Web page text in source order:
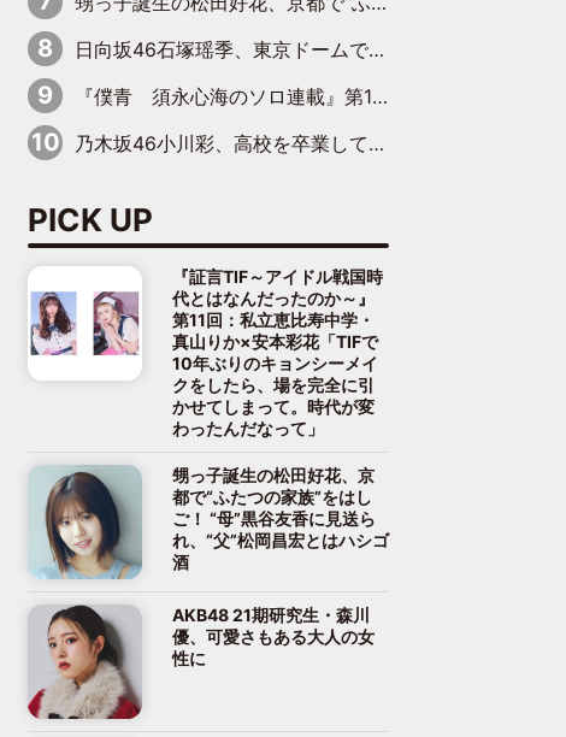
日向坂46石塚瑶季、東京ドームで“観戦バレ”！ ナイツ・塙も認めた「巨人に詳しすぎるアイドル」は元VENUSスクール生で杉内コーチ推し⁉
『僕青 須永心海のソロ連載』第18回：「バーゲンセールハンターみうな inしまむら」編
乃木坂46小川彩、高校を卒業して初めてのグラビア「大人になった感じがしました(笑)」
PICK UP
『証言TIF～アイドル戦国時
代とはなんだったのか～』
第11回：私立恵比寿中学・
真山りか×安本彩花「TIFで
10年ぶりのキョンシーメイ
クをしたら、場を完全に引
かせてしまって。時代が変
わったんだなって」
甥っ子誕生の松田好花、京
都で“ふたつの家族”をはし
ご！ “母”黒谷友香に見送ら
れ、“父”松岡昌宏とはハシゴ
酒
AKB48 21期研究生・森川
優、可愛さもある大人の女
性に